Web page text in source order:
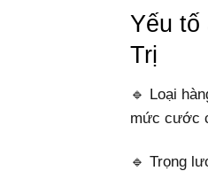
Yếu tố
Trị
🔹 Loại
mức cước
🔹 Trọng